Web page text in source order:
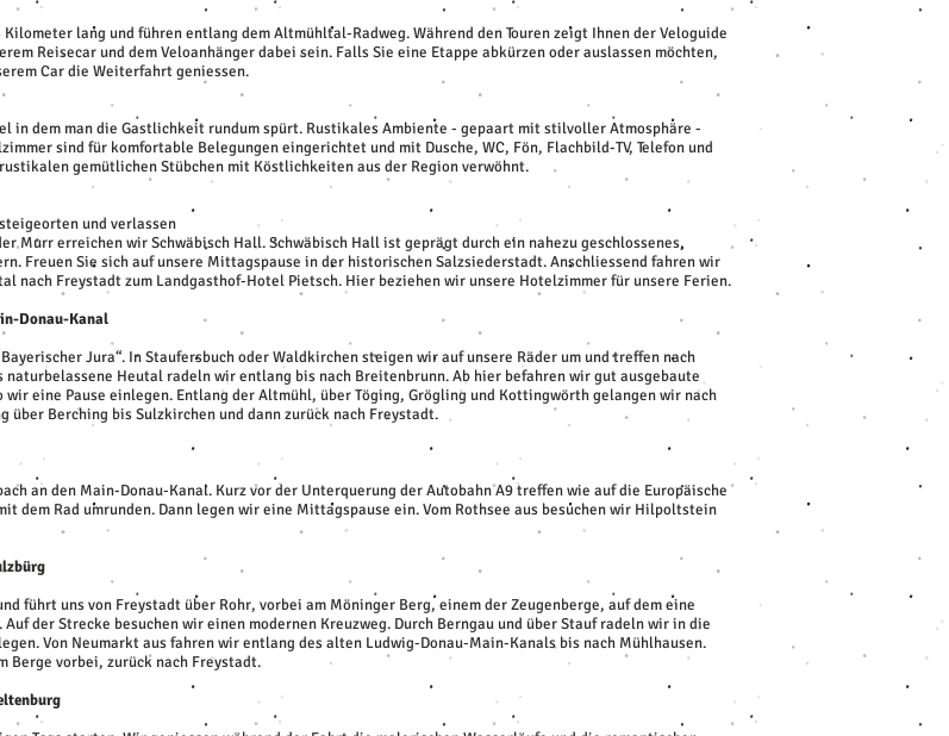
lang und führen entlang dem Altmühltal-Radweg. Während den Touren zeigt Ihnen der Veloguide
Reisecar und dem Veloanhänger dabei sein. Falls Sie eine Etappe abkürzen oder auslassen möchten,
Car die Weiterfahrt geniessen.
in dem man die Gastlichkeit rundum spürt. Rustikales Ambiente - gepaart mit stilvoller Atmosphäre -
sind für komfortable Belegungen eingerichtet und mit Dusche, WC, Fön, Flachbild-TV, Telefon und
gemütlichen Stübchen mit Köstlichkeiten aus der Region verwöhnt.
und verlassen
Murr erreichen wir Schwäbisch Hall. Schwäbisch Hall ist geprägt durch ein nahezu geschlossenes,
Freuen Sie sich auf unsere Mittagspause in der historischen Salzsiederstadt. Anschliessend fahren wir
nach Freystadt zum Landgasthof-Hotel Pietsch. Hier beziehen wir unsere Hotelzimmer für unsere Ferien.
Donau-Kanal
Jura“. In Staufersbuch oder Waldkirchen steigen wir auf unsere Räder um und treffen nach
Heutal radeln wir entlang bis nach Breitenbrunn. Ab hier befahren wir gut ausgebaute
eine Pause einlegen. Entlang der Altmühl, über Töging, Grögling und Kottingwörth gelangen wir nach
Berching bis Sulzkirchen und dann zurück nach Freystadt.
an den Main-Donau-Kanal. Kurz vor der Unterquerung der Autobahn A9 treffen wie auf die Europäische
dem Rad umrunden. Dann legen wir eine Mittagspause ein. Vom Rothsee aus besuchen wir Hilpoltstein
führt uns von Freystadt über Rohr, vorbei am Möninger Berg, einem der Zeugenberge, auf dem eine
der Strecke besuchen wir einen modernen Kreuzweg. Durch Berngau und über Stauf radeln wir in die
Von Neumarkt aus fahren wir entlang des alten Ludwig-Donau-Main-Kanals bis nach Mühlhausen.
Berge vorbei, zurück nach Freystadt.